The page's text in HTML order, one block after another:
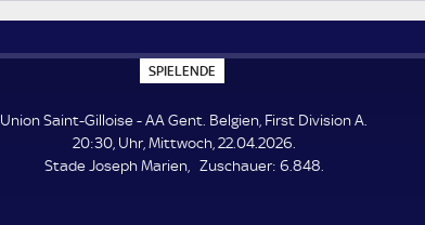
SPIELENDE
P
E
L
E
N
Union Saint-Gilloise - AA Gent. Belgien, First Division A.
20:30, Uhr, Mittwoch, 22.04.2026.
Stade Joseph Marien
Zuschauer: Z
6.848.